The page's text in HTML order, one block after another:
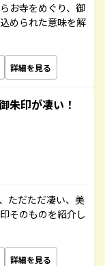
お寺をめぐり、御
められた意味を解
詳細を見る
朱印が凄い！
ただただ凄い、美
そのものを紹介し
詳細を見る